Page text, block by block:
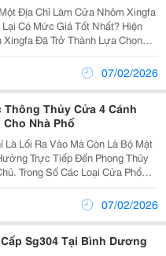
Địa Chỉ Làm Cửa Nhôm Xingfa
Có Mức Giá Tốt Nhất? Hiện
Đã Trở Thành Lựa Chọn
Đình Tại Khu Vực Cầu Giấy
Độ Bền Vượt Trội Và Khả07/02/2026
Thủy Cửa 4 Cánh
Nhà Phố
Là Lối Ra Vào Mà Còn Là Bộ Mặt
Trực Tiếp Đến Phong Thủy
Trong Số Các Loại Cửa Phổ
4 Cánh Nhôm Xingfa Được
Cao, Thiết Kế Sang Trọng Và...
07/02/2026
Sg304 Tại Bình Dương